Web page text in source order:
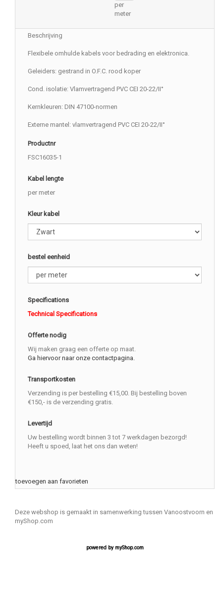
per
meter
Beschrijving
Flexibele omhulde kabels voor bedrading en elektronica.
Geleiders: gestrand in O.F.C. rood koper
Cond. isolatie: Vlamvertragend PVC CEI 20-22/II°
Kernkleuren: DIN 47100-normen
Externe mantel: vlamvertragend PVC CEI 20-22/II°
Productnr
FSC16035-1
Kabel lengte
per meter
Kleur kabel
bestel eenheid
Specifications
Technical Specifications
Offerte nodig
Wij maken graag een offerte op maat.
Ga hiervoor naar onze contactpagina.
Transportkosten
Verzending is per bestelling €15,00. Bij bestelling boven
€150,- is de verzending gratis.
Levertijd
Uw bestelling wordt binnen 3 tot 7 werkdagen bezorgd!
Heeft u spoed, laat het ons dan weten!
toevoegen aan favorieten
Deze webshop is gemaakt in samenwerking tussen Vanoostvoorn en
myShop.com
powered by myShop.com